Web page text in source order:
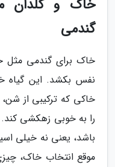
خاک و گلدان
گندمی
خاک برای گندمی مثل
نفس بکشد. این گیاه
خاکی که ترکیبی از
باشد، یعنی نه خیلی
موقع انتخاب خاک،